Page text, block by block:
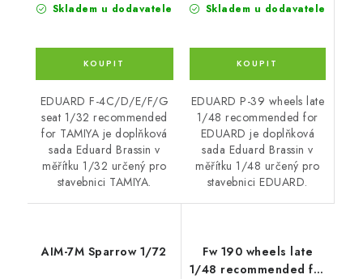
Skladem u dodavatele
EDUARD F-4C/D/E/F/G
seat 1/32 recommended
for TAMIYA je doplňková
sada Eduard Brassin v
měřítku 1/32 určený pro
stavebnici TAMIYA.
Skladem u dodavatele
EDUARD P-39 wheels late
1/48 recommended for
EDUARD je doplňková
sada Eduard Brassin v
měřítku 1/48 určený pro
stavebnici EDUARD.
AIM-7M Sparrow 1/72
Fw 190 wheels late
1/48 recommended for